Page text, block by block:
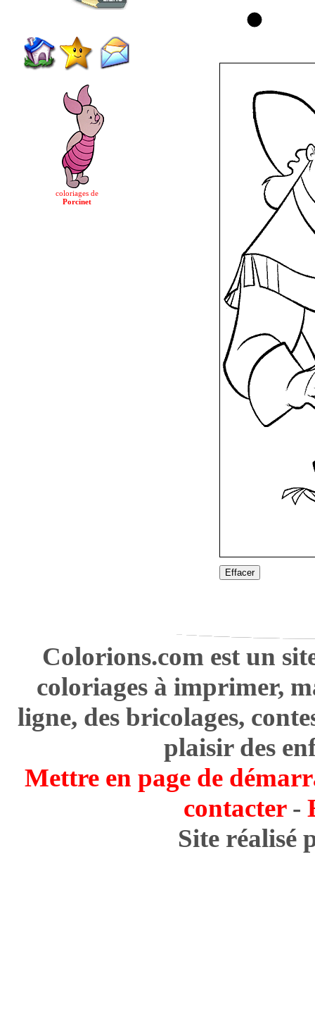
coloriages de
Porcinet
Effacer
Colorions.com est un
coloriages à imprimer,
ligne, des bricolages,
plaisir des
Mettre en page de
contacter-
Site réalisé